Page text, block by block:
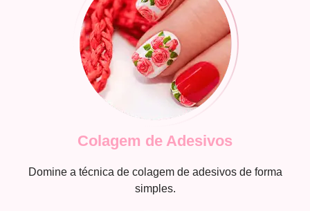
Colagem de Adesivos
Domine a técnica de colagem de adesivos de forma
simples.